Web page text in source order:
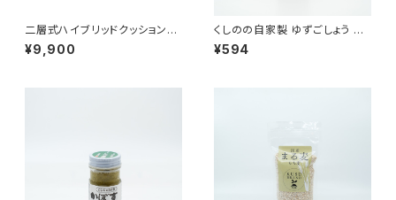
二層式ハイブリッドクッション
水洗い可能 通気性抜群
¥9,900
くしのの自家製 ゆずごしょう 赤
50g
¥594